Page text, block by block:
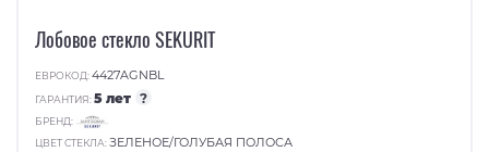
Лобовое стекло SEKURIT
ЕВРОКОД:4427AGNBL
ГАРАНТИЯ:5 лет ?
БРЕНД:
ЦВЕТ СТЕКЛА:ЗЕЛЕНОЕ/ГОЛУБАЯ ПОЛОСА